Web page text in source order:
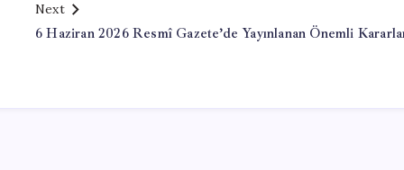
Next
6 Haziran 2026 Resmî Gazete’de Yayınlanan Önemli